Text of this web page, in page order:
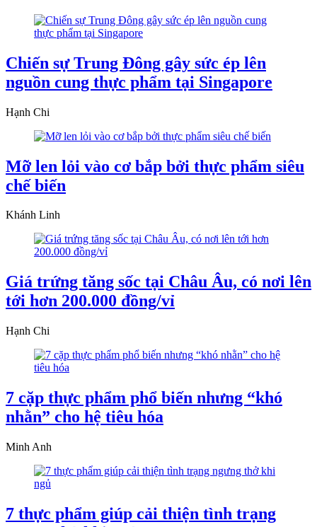
Chiến sự Trung Đông gây sức ép lên
nguồn cung thực phẩm tại Singapore
Hạnh Chi
Mỡ len lỏi vào cơ bắp bởi thực phẩm siêu
chế biến
Khánh Linh
Giá trứng tăng sốc tại Châu Âu, có nơi lên
tới hơn 200.000 đồng/vỉ
Hạnh Chi
7 cặp thực phẩm phổ biến nhưng “khó
nhằn” cho hệ tiêu hóa
Minh Anh
7 thực phẩm giúp cải thiện tình trạng